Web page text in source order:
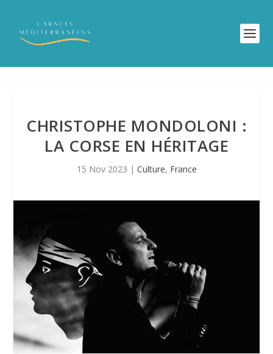
CHRISTOPHE MONDOLONI :
LA CORSE EN HÉRITAGE
15 Nov 2023 | Culture, France